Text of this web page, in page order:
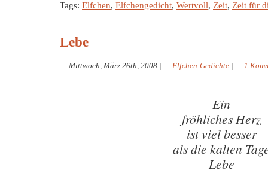
Tags: Elfchen, Elfchengedicht, Wertvoll, Zeit, Zeit für
Lebe
Mittwoch, März 26th, 2008 | Elfchen-Gedichte | 1
Ein
fröhliches Herz
ist viel besser
als die kalten
Lebe